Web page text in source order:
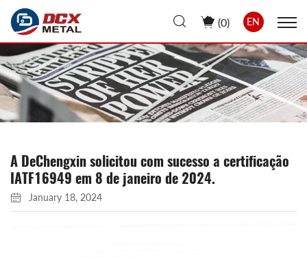
(0) EN
A DeChengxin solicitou com sucesso a certificação
IATF16949 em 8 de janeiro de 2024.
January 18, 2024